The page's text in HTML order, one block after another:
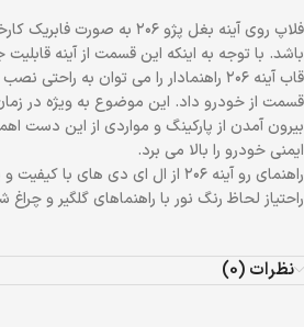
فلاپ روی آینه بغل پژو ۲۰۶ به
باشد. با توجه به اینکه این قسمت از آینه
قاب آینه ۲۰۶ راهنمادار را می توان به
قسمت از خودرو داد. این موضوع به ویژه در
بیرون آمدن از پارکینگ و مواردی از این دست
ایمنی خودرو را بالا می برد.
راهنمای رو آینه ۲۰۶ از ال ای دی
راحتیاز لحاظ رنگ نور با راهنماهای گلگیر و
نظرات (0)